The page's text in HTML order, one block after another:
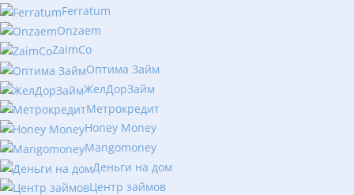
Ferratum
Onzaem
ZaimCo
Оптима Займ
ЖелДорЗайм
Метрокредит
Honey Money
Mangomoney
Деньги на дом
Центр займов